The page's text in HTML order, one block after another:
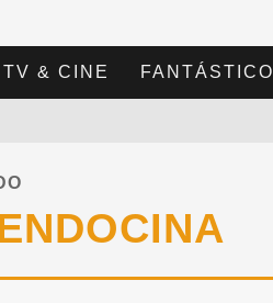
TV & CINE FANTÁSTICO